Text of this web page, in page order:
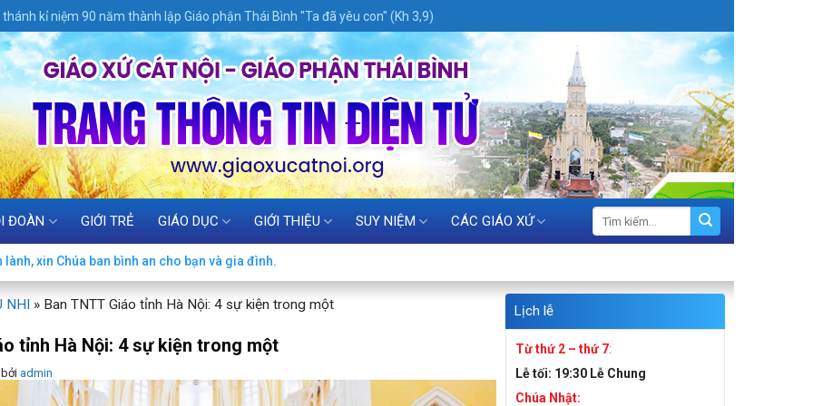
kỉ niệm 90 năm thành lập Giáo phận Thái Bình "Ta đã yêu con" (Kh 3,9)
ĐOÀN GIỚI TRẺ GIÁO DỤC GIỚI THIỆU SUY NIỆM CÁC GIÁO XỨ
xin Chúa ban bình an cho bạn và gia đình.
NHI » Ban TNTT Giáo tỉnh Hà Nội: 4 sự kiện trong một
tỉnh Hà Nội: 4 sự kiện trong một
bởi admin
Lịch lễ
Từ thứ 2 – thứ 7:
Lễ tối: 19:30 Lễ Chung
Chúa Nhật: